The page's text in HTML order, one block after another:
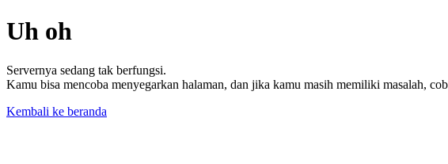
Uh oh
Servernya sedang tak berfungsi.
Kamu bisa mencoba menyegarkan halaman, dan jika kamu masih memiliki masalah,
Kembali ke beranda